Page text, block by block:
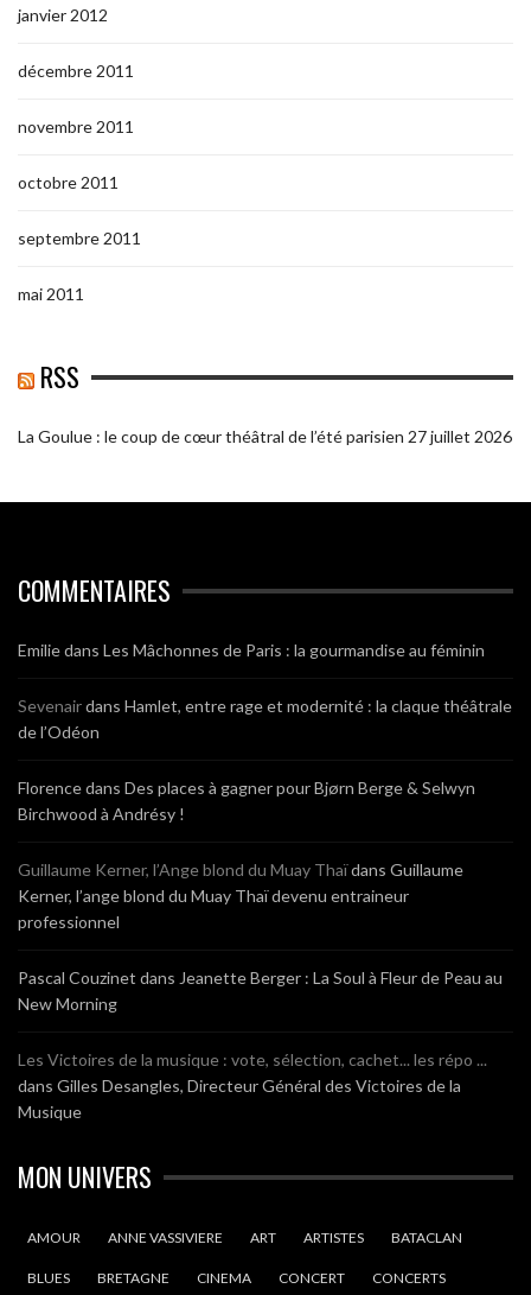
janvier 2012
décembre 2011
novembre 2011
octobre 2011
septembre 2011
mai 2011
RSS
La Goulue : le coup de cœur théâtral de l’été parisien 27 juillet 2026
COMMENTAIRES
Emiliedans Les Mâchonnes de Paris : la gourmandise au féminin
Sevenairdans Hamlet, entre rage et modernité : la claque théâtrale
de l’Odéon
Florencedans Des places à gagner pour Bjørn Berge & Selwyn
Birchwood à Andrésy !
Guillaume Kerner, l’Ange blond du Muay Thaïdans Guillaume
Kerner, l’ange blond du Muay Thaï devenu entraineur
professionnel
Pascal Couzinet dans Jeanette Berger : La Soul à Fleur de Peau au
New Morning
Les Victoires de la musique : vote, sélection, cachet... les répo ...
dans Gilles Desangles, Directeur Général des Victoires de la
Musique
MON UNIVERS
AMOUR ANNE VASSIVIERE ART ARTISTES BATACLAN
BLUES BRETAGNE CINEMA CONCERT CONCERTS